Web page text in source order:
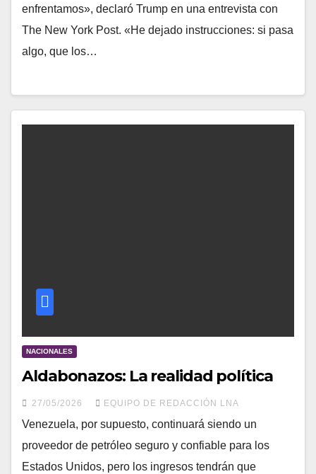
enfrentamos», declaró Trump en una entrevista con
The New York Post. «He dejado instrucciones: si pasa
algo, que los…
NACIONALES
Aldabonazos: La realidad política
27/05/2026 EQUIPO DE REDACCIÓN LNA
​Venezuela, por supuesto, continuará siendo un
proveedor de petróleo seguro y confiable para los
Estados Unidos, pero los ingresos tendrán que